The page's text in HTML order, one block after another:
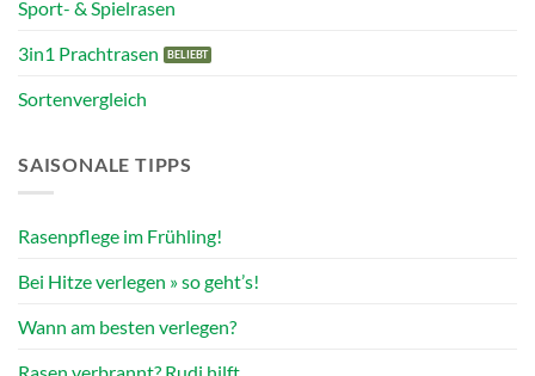
Sport- & Spielrasen
3in1 Prachtrasen
Sortenvergleich
SAISONALE TIPPS
Rasenpflege im Frühling!
Bei Hitze verlegen » so geht’s!
Wann am besten verlegen?